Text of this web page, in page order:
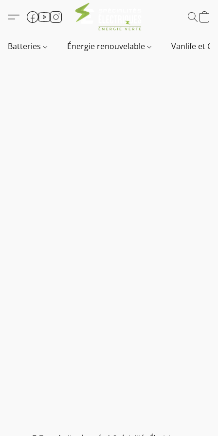
Batteries Énergie renouvelable Vanlife et